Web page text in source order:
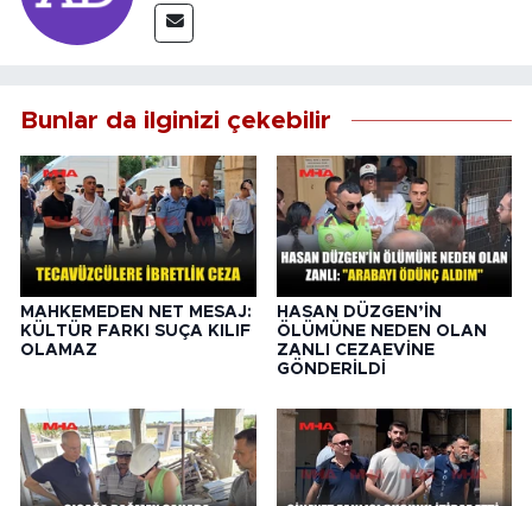
Bunlar da ilginizi çekebilir
MAHKEMEDEN NET MESAJ:
KÜLTÜR FARKI SUÇA KILIF
OLAMAZ
HASAN DÜZGEN’İN
ÖLÜMÜNE NEDEN OLAN
ZANLI CEZAEVİNE
GÖNDERİLDİ